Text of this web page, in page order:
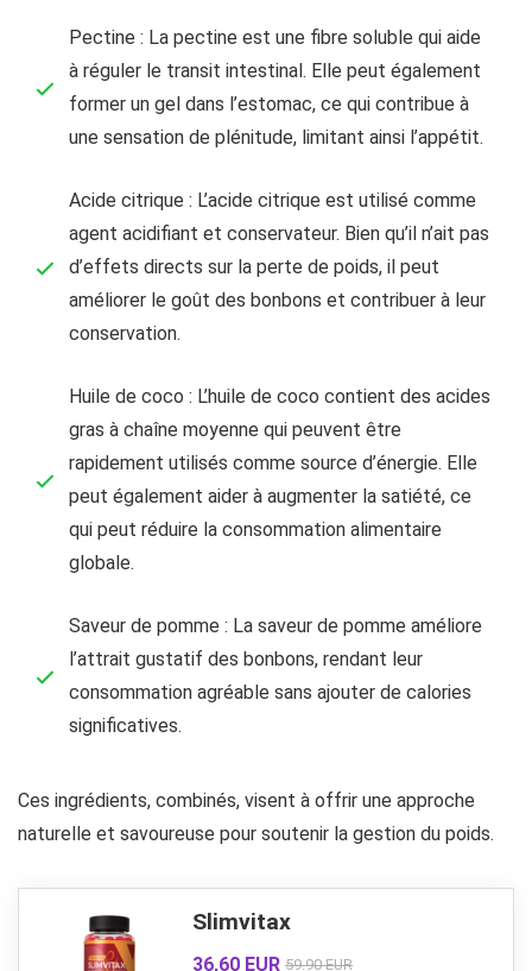
Pectine : La pectine est une fibre soluble qui aide
à réguler le transit intestinal. Elle peut également
former un gel dans l’estomac, ce qui contribue à
une sensation de plénitude, limitant ainsi l’appétit.
Acide citrique : L’acide citrique est utilisé comme
agent acidifiant et conservateur. Bien qu’il n’ait pas
d’effets directs sur la perte de poids, il peut
améliorer le goût des bonbons et contribuer à leur
conservation.
Huile de coco : L’huile de coco contient des acides
gras à chaîne moyenne qui peuvent être
rapidement utilisés comme source d’énergie. Elle
peut également aider à augmenter la satiété, ce
qui peut réduire la consommation alimentaire
globale.
Saveur de pomme : La saveur de pomme améliore
l’attrait gustatif des bonbons, rendant leur
consommation agréable sans ajouter de calories
significatives.
Ces ingrédients, combinés, visent à offrir une approche
naturelle et savoureuse pour soutenir la gestion du poids.
Slimvitax
36,60 EUR 59.90 EUR